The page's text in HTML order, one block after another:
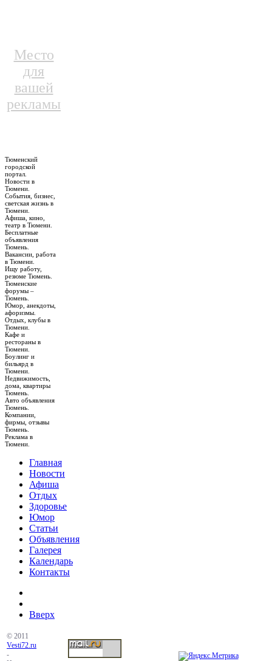
Место
для
вашей
рекламы
Тюменский
городской
портал.
Новости в
Тюмени.
События, бизнес,
светская жизнь в
Тюмени.
Афиша, кино,
театр в Тюмени.
Бесплатные
объявления
Тюмень.
Вакансии, работа
в Тюмени.
Ищу работу,
резюме Тюмень.
Тюменские
форумы –
Тюмень.
Юмор, анекдоты,
афоризмы.
Отдых, клубы в
Тюмени.
Кафе и
рестораны в
Тюмени.
Боулинг и
бильярд в
Тюмени.
Недвижимость,
дома, квартиры
Тюмень.
Авто объявления
Тюмень.
Компании,
фирмы, отзывы
Тюмень.
Реклама в
Тюмени.
Главная
Новости
Афиша
Отдых
Здоровье
Юмор
Статьи
Объявления
Галерея
Календарь
Контакты
Вверх
© 2011
Vesti72.ru
-